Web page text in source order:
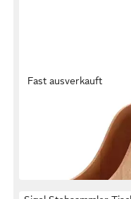
Fast ausverkauft
Stehsammler
Buche natur geölt A4
in 4-5 Werktagen bei dir